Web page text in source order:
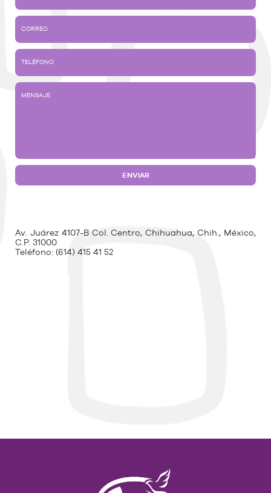
Av. Juárez 4107-B Col. Centro, Chihuahua, Chih., México,
C.P. 31000
Teléfono: (614) 415 41 52